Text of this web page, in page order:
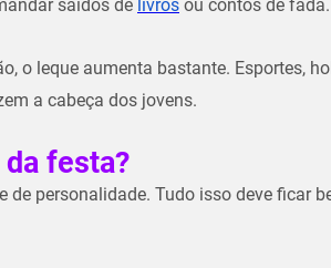
saídos de livros ou contos de fada.
o leque aumenta bastante. Esportes,
a cabeça dos jovens.
festa?
personalidade. Tudo isso deve ficar